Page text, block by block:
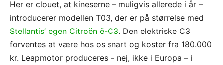
Her er clouet, at kineserne – muligvis allerede i år –
introducerer modellen T03, der er på størrelse med
Stellantis’ egen Citroën ë-C3. Den elektriske C3
forventes at være hos os snart og koster fra 180.000
kr. Leapmotor produceres – nej, ikke i Europa – i